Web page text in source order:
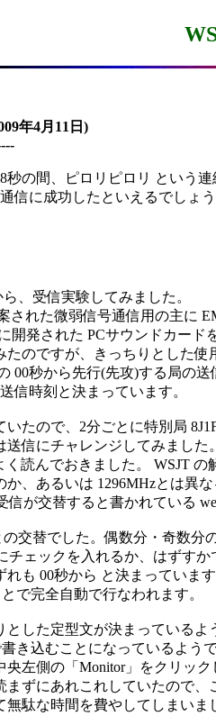
年4月11日)
秒の間、ピロリピロリ という
、受信実験してみました。
された微弱信号通信用の主に
開発された PCサウンドカード
たのですが、きっちりとした使
00秒から先行(先攻)する局の
信時刻と決まっています。
たので、2分ごとに特別局
送信にチャレンジしてみました
く読んでおきました。 WSJT の
、あるいは 1296MHzとは異
信が交替すると書かれている
交替でした。偶数分・奇数分
チェックを入れるか、はずすか
れも 00秒から と決まっていま
で完全自動で行なわれます。
とした定型文が決まっているよ
き込むことになっているよう
央左側の「Monitor」をクリッ
まずにあれこれしていたので、
無駄な時間を費やしてしまいま